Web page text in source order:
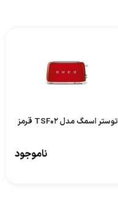
توستر اسمگ مدل TSF02 قرمز
ناموجود